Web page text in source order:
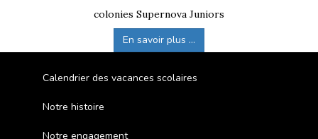
colonies Supernova Juniors
En savoir plus ...
Calendrier des vacances scolaires
Notre histoire
Notre engagement